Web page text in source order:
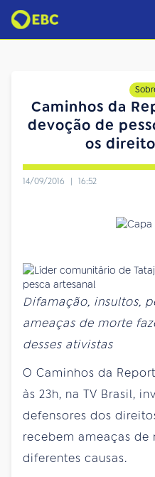
Caminhos da
devoção de
os
14/09/2016 | 16:52
Difamação, insultos,
ameaças de morte
desses ativistas
O Caminhos da
às 23h, na TV Brasil,
defensores dos
recebem ameaças
diferentes causas.